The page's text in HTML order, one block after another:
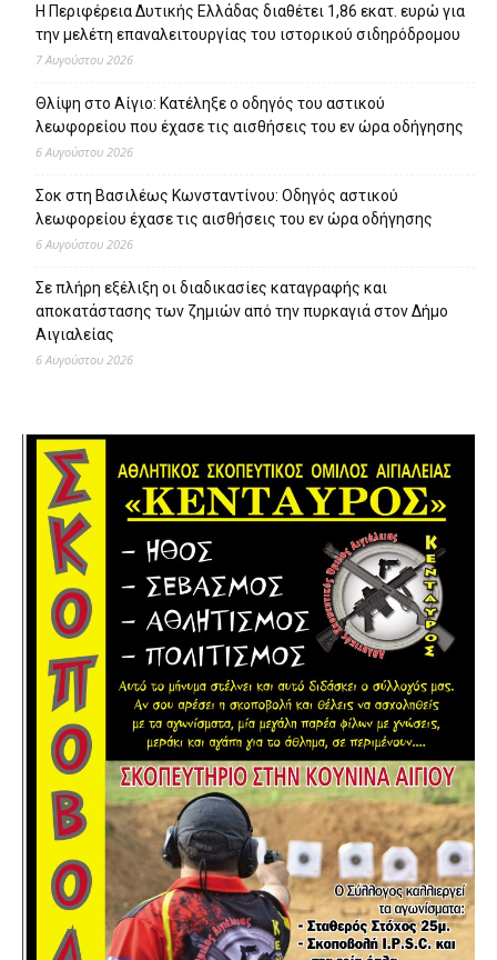
Η Περιφέρεια Δυτικής Ελλάδας διαθέτει 1,86 εκατ. ευρώ για
την μελέτη επαναλειτουργίας του ιστορικού σιδηρόδρομου
7 Αυγούστου 2026
Θλίψη στο Αίγιο: Κατέληξε ο οδηγός του αστικού
λεωφορείου που έχασε τις αισθήσεις του εν ώρα οδήγησης
6 Αυγούστου 2026
Σοκ στη Βασιλέως Κωνσταντίνου: Οδηγός αστικού
λεωφορείου έχασε τις αισθήσεις του εν ώρα οδήγησης
6 Αυγούστου 2026
Σε πλήρη εξέλιξη οι διαδικασίες καταγραφής και
αποκατάστασης των ζημιών από την πυρκαγιά στον Δήμο
Αιγιαλείας
6 Αυγούστου 2026